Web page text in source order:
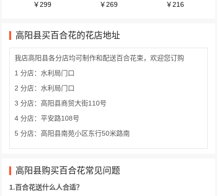
￥299
￥269
￥216
高阳县买百合花的花店地址
我店高阳县各分店均可制作和配送百合花束，欢迎您订购
1 分店：水利局门口
2 分店：水利局门口
3 分店：高阳县商贸大街110号
4 分店：平安路108号
5 分店：高阳县南苑小区东行50米路南
高阳县购买百合花常见问题
1.百合花送什么人合适？